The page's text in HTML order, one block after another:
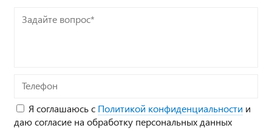
Задайте
Телефон
Я соглашаюсь с Политикой конфиденциальности и
даю согласие на обработку персональных данных